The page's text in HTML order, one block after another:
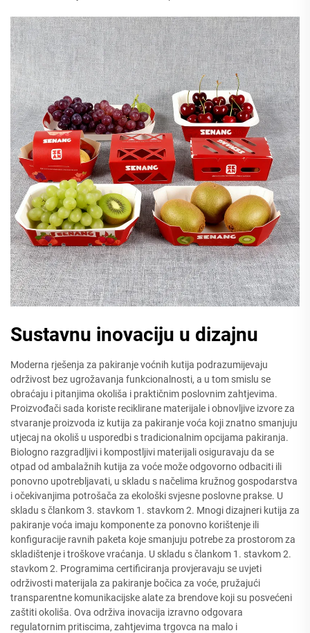
Sustavnu inovaciju u dizajnu
Moderna rješenja za pakiranje voćnih kutija podrazumijevaju
održivost bez ugrožavanja funkcionalnosti, a u tom smislu se
obraćaju i pitanjima okoliša i praktičnim poslovnim zahtjevima.
Proizvođači sada koriste reciklirane materijale i obnovljive izvore za
stvaranje proizvoda iz kutija za pakiranje voća koji znatno smanjuju
utjecaj na okoliš u usporedbi s tradicionalnim opcijama pakiranja.
Biologno razgradljivi i kompostljivi materijali osiguravaju da se
otpad od ambalažnih kutija za voće može odgovorno odbaciti ili
ponovno upotrebljavati, u skladu s načelima kružnog gospodarstva
i očekivanjima potrošača za ekološki svjesne poslovne prakse. U
skladu s člankom 3. stavkom 1. stavkom 2. Mnogi dizajneri kutija za
pakiranje voća imaju komponente za ponovno korištenje ili
konfiguracije ravnih paketa koje smanjuju potrebe za prostorom za
skladištenje i troškove vraćanja. U skladu s člankom 1. stavkom 2.
stavkom 2. Programima certificiranja provjeravaju se uvjeti
održivosti materijala za pakiranje bočica za voće, pružajući
transparentne komunikacijske alate za brendove koji su posvećeni
zaštiti okoliša. Ova održiva inovacija izravno odgovara
regulatornim pritiscima, zahtjevima trgovca na malo i